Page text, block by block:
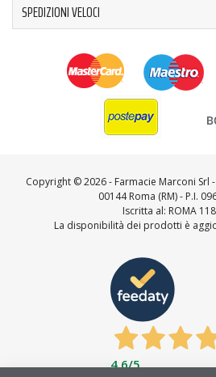
SPEDIZIONI VELOCI
Copyright ©2026 - Farmacie Marconi Srl
00144 Roma (RM) - P.I.
Iscritta al: ROMA
La disponibilità dei prodotti è
4,6/5